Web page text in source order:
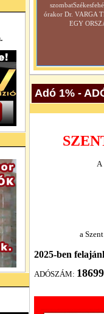
órakor Dr. VARGA
EGY
Adó 1% -
A
a
2025-ben
ADÓSZÁM: